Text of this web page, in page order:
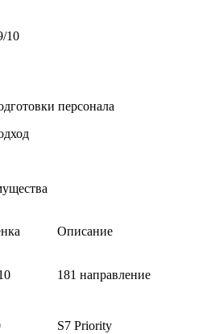
10
персонала
Описание
181 направление
S7 Priority